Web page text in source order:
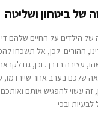
של ביטחון ושליטה
הילדים על החיים שלהם
ההורים. לכן, אל תשכחו
עצירה בדרך. וכן, גם
שלכם בערב אחר
זה עשוי להפגיש אותם
לבעיות ובכי